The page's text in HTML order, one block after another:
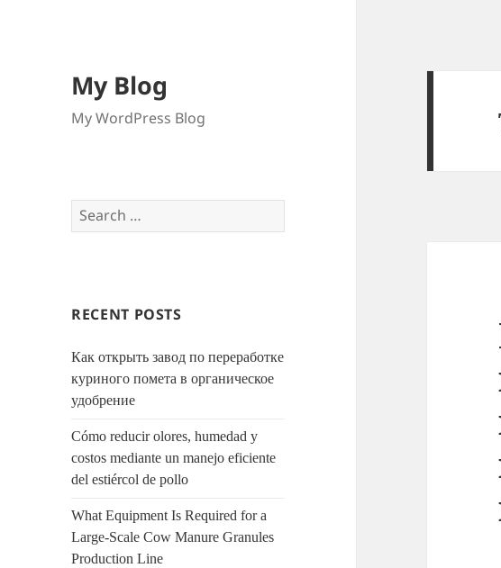
My Blog
My WordPress Blog
Search
for:
RECENT POSTS
Как открыть завод по переработке
куриного помета в органическое
удобрение
Cómo reducir olores, humedad y
costos mediante un manejo eficiente
del estiércol de pollo
What Equipment Is Required for a
Large-Scale Cow Manure Granules
Production Line